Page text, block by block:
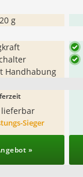
g
Handhabung
Sieger
»